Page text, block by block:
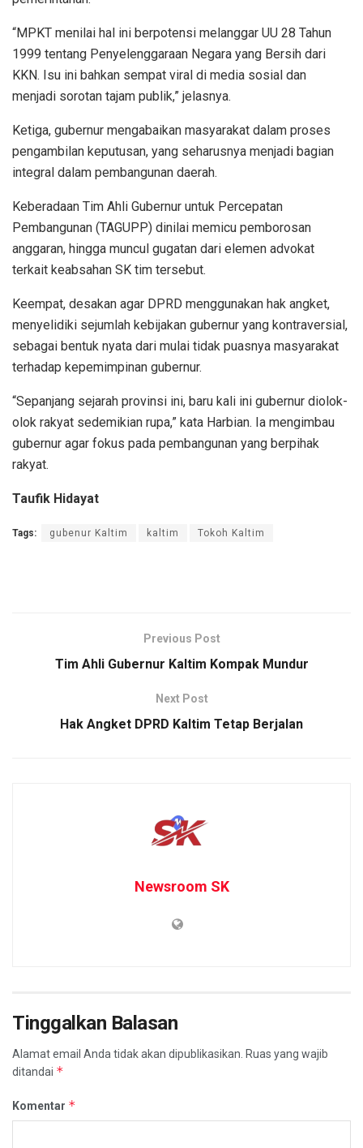
“MPKT menilai hal ini berpotensi melanggar UU 28 Tahun
1999 tentang Penyelenggaraan Negara yang Bersih dari
KKN. Isu ini bahkan sempat viral di media sosial dan
menjadi sorotan tajam publik,” jelasnya.
Ketiga, gubernur mengabaikan masyarakat dalam proses
pengambilan keputusan, yang seharusnya menjadi bagian
integral dalam pembangunan daerah.
Keberadaan Tim Ahli Gubernur untuk Percepatan
Pembangunan (TAGUPP) dinilai memicu pemborosan
anggaran, hingga muncul gugatan dari elemen advokat
terkait keabsahan SK tim tersebut.
Keempat, desakan agar DPRD menggunakan hak angket,
menyelidiki sejumlah kebijakan gubernur yang kontraversial,
sebagai bentuk nyata dari mulai tidak puasnya masyarakat
terhadap kepemimpinan gubernur.
“Sepanjang sejarah provinsi ini, baru kali ini gubernur diolok-
olok rakyat sedemikian rupa,” kata Harbian. Ia mengimbau
gubernur agar fokus pada pembangunan yang berpihak
rakyat.
Taufik Hidayat
Tags: gubenur Kaltim kaltim Tokoh Kaltim
Previous Post
Tim Ahli Gubernur Kaltim Kompak Mundur
Next Post
Hak Angket DPRD Kaltim Tetap Berjalan
Newsroom SK
Tinggalkan Balasan
Alamat email Anda tidak akan dipublikasikan. Ruas yang wajib
ditandai *
Komentar *